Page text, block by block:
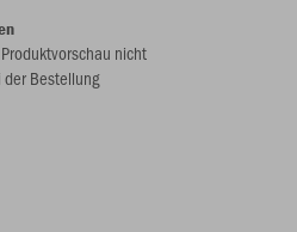
nicht
Bestellung